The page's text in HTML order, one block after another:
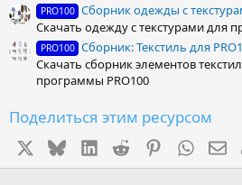
PRO100 Сборник одежды с
Скачать одежду с текстурами для
PRO100 Сборник: Текстиль для
Скачать сборник элементов
программы PRO100
Поделиться этим ресурсом
BlueskyLinkedIn
Reddit Pinterest